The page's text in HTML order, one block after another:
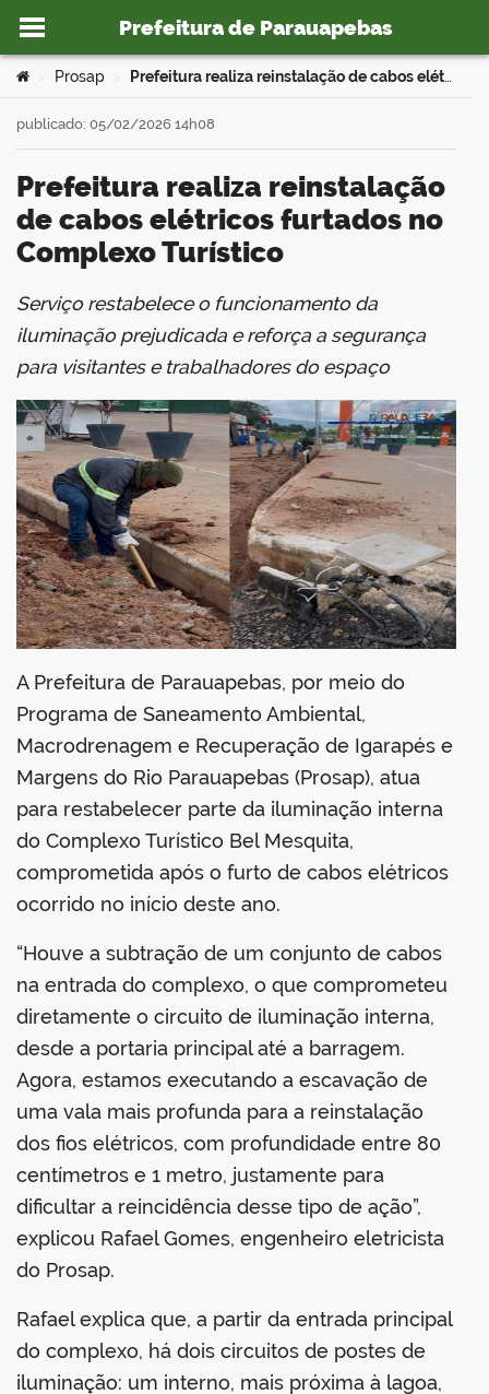
Ir para o conteúdo
Prefeitura de Parauapebas
portal
Você está aqui:
Prosap Prefeitura realiza reinstalação de cabos elétricos furtados no Complexo Turístico
Prefeitura realiza reinstalação
de cabos elétricos furtados no
Complexo Turístico
publicado: 05/02/2026 14h08
Serviço restabelece o funcionamento da
iluminação prejudicada e reforça a segurança
para visitantes e trabalhadores do espaço
A Prefeitura de Parauapebas, por meio do
Programa de Saneamento Ambiental,
Macrodrenagem e Recuperação de Igarapés e
Margens do Rio Parauapebas (Prosap), atua
para restabelecer parte da iluminação interna
do Complexo Turístico Bel Mesquita,
comprometida após o furto de cabos elétricos
ocorrido no início deste ano.
“Houve a subtração de um conjunto de cabos
na entrada do complexo, o que comprometeu
diretamente o circuito de iluminação interna,
desde a portaria principal até a barragem.
Agora, estamos executando a escavação de
uma vala mais profunda para a reinstalação
dos fios elétricos, com profundidade entre 80
centímetros e 1 metro, justamente para
dificultar a reincidência desse tipo de ação”,
explicou Rafael Gomes, engenheiro eletricista
do Prosap.
Rafael explica que, a partir da entrada principal
do complexo, há dois circuitos de postes de
iluminação: um interno, mais próxima à lagoa,